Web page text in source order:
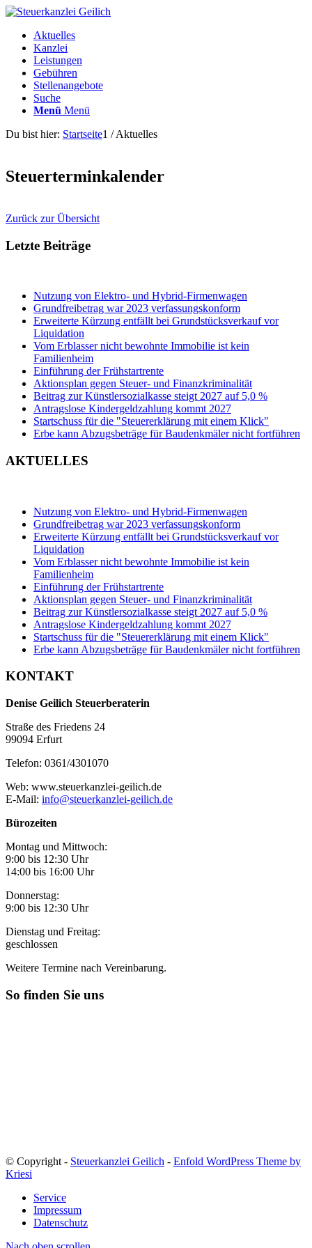
Aktuelles
Kanzlei
Leistungen
Gebühren
Stellenangebote
Suche
Menü Menü
Du bist hier: Startseite1 / Aktuelles
Steuerterminkalender
Zurück zur Übersicht
Letzte Beiträge
Nutzung von Elektro- und Hybrid-Firmenwagen
Grundfreibetrag war 2023 verfassungskonform
Erweiterte Kürzung entfällt bei Grundstücksverkauf vor
Liquidation
Vom Erblasser nicht bewohnte Immobilie ist kein
Familienheim
Einführung der Frühstartrente
Aktionsplan gegen Steuer- und Finanzkriminalität
Beitrag zur Künstlersozialkasse steigt 2027 auf 5,0 %
Antragslose Kindergeldzahlung kommt 2027
Startschuss für die "Steuererklärung mit einem Klick"
Erbe kann Abzugsbeträge für Baudenkmäler nicht fortführen
AKTUELLES
Nutzung von Elektro- und Hybrid-Firmenwagen
Grundfreibetrag war 2023 verfassungskonform
Erweiterte Kürzung entfällt bei Grundstücksverkauf vor
Liquidation
Vom Erblasser nicht bewohnte Immobilie ist kein
Familienheim
Einführung der Frühstartrente
Aktionsplan gegen Steuer- und Finanzkriminalität
Beitrag zur Künstlersozialkasse steigt 2027 auf 5,0 %
Antragslose Kindergeldzahlung kommt 2027
Startschuss für die "Steuererklärung mit einem Klick"
Erbe kann Abzugsbeträge für Baudenkmäler nicht fortführen
KONTAKT
Denise Geilich Steuerberaterin
Straße des Friedens 24
99094 Erfurt
Telefon: 0361/4301070
Web: www.steuerkanzlei-geilich.de
E-Mail: info@steuerkanzlei-geilich.de
Bürozeiten
Montag und Mittwoch:
9:00 bis 12:30 Uhr
14:00 bis 16:00 Uhr
Donnerstag:
9:00 bis 12:30 Uhr
Dienstag und Freitag:
geschlossen
Weitere Termine nach Vereinbarung.
So finden Sie uns
© Copyright - Steuerkanzlei Geilich - Enfold WordPress Theme by
Kriesi
Service
Impressum
Datenschutz